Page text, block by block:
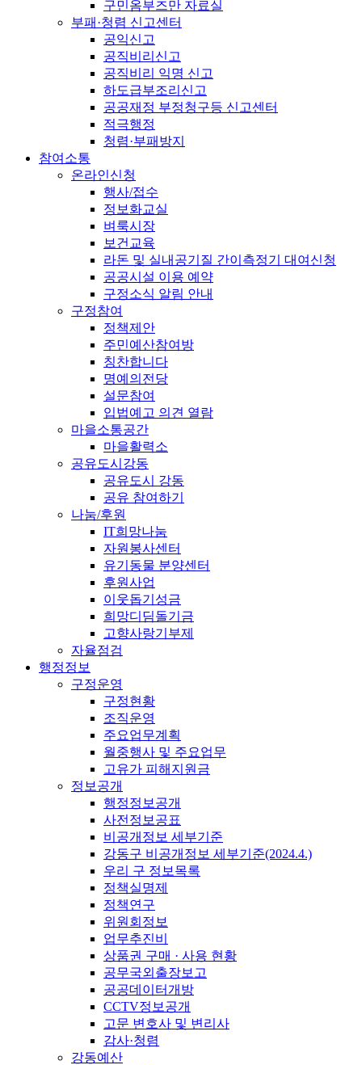
구민옴부즈만 자료실
부패·청렴 신고센터
공익신고
공직비리신고
공직비리 익명 신고
하도급부조리신고
공공재정 부정청구등 신고센터
적극행정
청렴·부패방지
참여소통
온라인신청
행사/접수
정보화교실
벼룩시장
보건교육
라돈 및 실내공기질 간이측정기 대여신청
공공시설 이용 예약
구정소식 알림 안내
구정참여
정책제안
주민예산참여방
칭찬합니다
명예의전당
설문참여
입법예고 의견 열람
마을소통공간
마을활력소
공유도시강동
공유도시 강동
공유 참여하기
나눔/후원
IT희망나눔
자원봉사센터
유기동물 분양센터
후원사업
이웃돕기성금
희망디딤돌기금
고향사랑기부제
자율점검
행정정보
구정운영
구정현황
조직운영
주요업무계획
월중행사 및 주요업무
고유가 피해지원금
정보공개
행정정보공개
사전정보공표
비공개정보 세부기준
강동구 비공개정보 세부기준(2024.4.)
우리 구 정보목록
정책실명제
정책연구
위원회정보
업무추진비
상품권 구매 · 사용 현황
공무국외출장보고
공공데이터개방
CCTV정보공개
고문 변호사 및 변리사
감사·청렴
강동예산